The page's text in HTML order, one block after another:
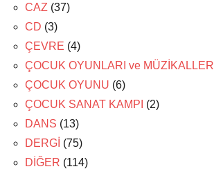
CAZ (37)
CD (3)
ÇEVRE (4)
ÇOCUK OYUNLARI ve MÜZİKALLERİ
ÇOCUK OYUNU (6)
ÇOCUK SANAT KAMPI (2)
DANS (13)
DERGİ (75)
DİĞER (114)